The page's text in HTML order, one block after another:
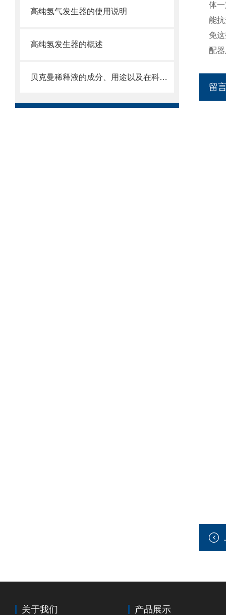
高纯氢气发生器的使用说明
高纯氢发生器的概述
贝克曼稀释液的成分、用途以及在科学研究中的重要性
体
能
免
配
留
关于我们 产品展示